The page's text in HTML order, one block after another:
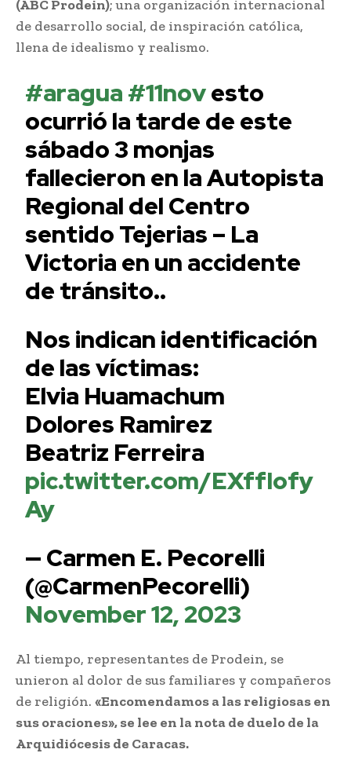
(ABC Prodein); una organización internacional
de desarrollo social, de inspiración católica,
llena de idealismo y realismo.
#aragua #11novesto
ocurrió la tarde de este
sábado 3 monjas
fallecieron en la Autopista
Regional del Centro
sentido Tejerias – La
Victoria en un accidente
de tránsito..
Nos indican identificación
de las víctimas:
Elvia Huamachum
Dolores Ramirez
Beatriz Ferreira
pic.twitter.com/EXffIofy
Ay
— Carmen E. Pecorelli
(@CarmenPecorelli)
November 12, 2023
Al tiempo, representantes de Prodein, se
unieron al dolor de sus familiares y compañeros
de religión. «Encomendamos a las religiosas en
sus oraciones», se lee en la nota de duelo de la
Arquidiócesis de Caracas.